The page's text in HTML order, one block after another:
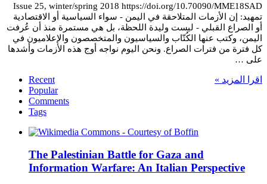
Issue 25, winter/spring 2018 https://doi.org/10.70090/MME18SAD
تمهيد: إن الأزمات المتلاحقة في اليمن - سواء السياسية أو الاقتصادية
أو الصراع القبلي - ليست وليدة اللحظة، بل هي مستمرة منذ أن عُرفت
اليمن، وكتب عنها الكُتّاب والسياسيون والمتخصصون والإعلاميون في
كل فترة من فترات الصراع. ونحن اليوم نواجه أوج هذه الأزمات وأشدها
على …
اقرا المزيد »
Recent
Popular
Comments
Tags
The Palestinian Battle for Gaza and
Information Warfare: An Italian Perspective